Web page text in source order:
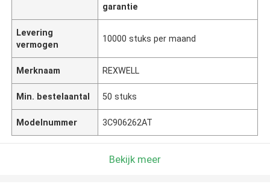
garantie
Levering
vermogen
10000 stuks per maand
Merknaam REXWELL
Min. bestelaantal 50 stuks
Modelnummer 3C906262AT
Bekijk meer